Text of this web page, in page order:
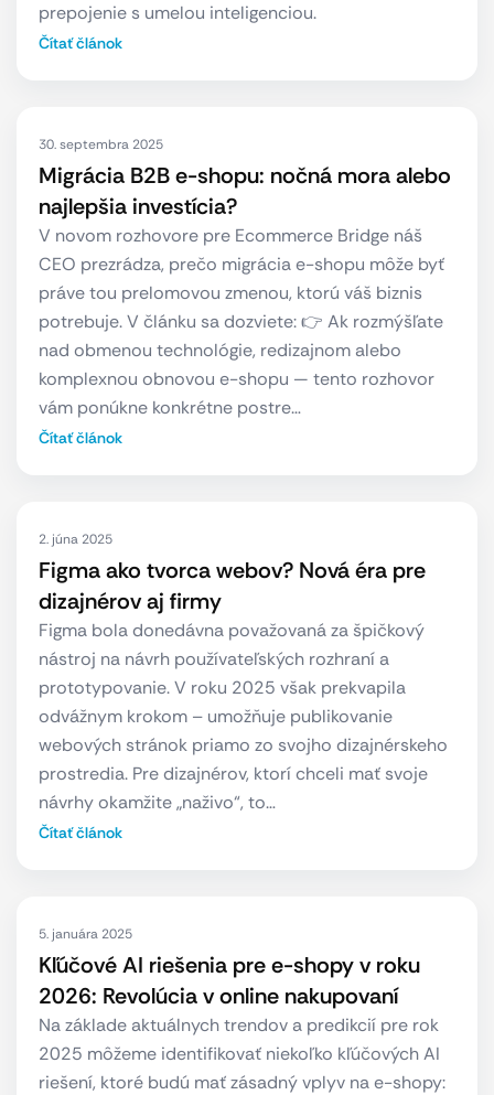
prepojenie s umelou inteligenciou.
Čítať článok
30. septembra 2025
Migrácia B2B e-shopu: nočná mora alebo
najlepšia investícia?
V novom rozhovore pre Ecommerce Bridge náš
CEO prezrádza, prečo migrácia e-shopu môže byť
práve tou prelomovou zmenou, ktorú váš biznis
potrebuje. V článku sa dozviete: 👉 Ak rozmýšľate
nad obmenou technológie, redizajnom alebo
komplexnou obnovou e-shopu — tento rozhovor
vám ponúkne konkrétne postre…
Čítať článok
2. júna 2025
Figma ako tvorca webov? Nová éra pre
dizajnérov aj firmy
Figma bola donedávna považovaná za špičkový
nástroj na návrh používateľských rozhraní a
prototypovanie. V roku 2025 však prekvapila
odvážnym krokom – umožňuje publikovanie
webových stránok priamo zo svojho dizajnérskeho
prostredia. Pre dizajnérov, ktorí chceli mať svoje
návrhy okamžite „naživo“, to…
Čítať článok
5. januára 2025
Kľúčové AI riešenia pre e-shopy v roku
2026: Revolúcia v online nakupovaní
Na základe aktuálnych trendov a predikcií pre rok
2025 môžeme identifikovať niekoľko kľúčových AI
riešení, ktoré budú mať zásadný vplyv na e-shopy: